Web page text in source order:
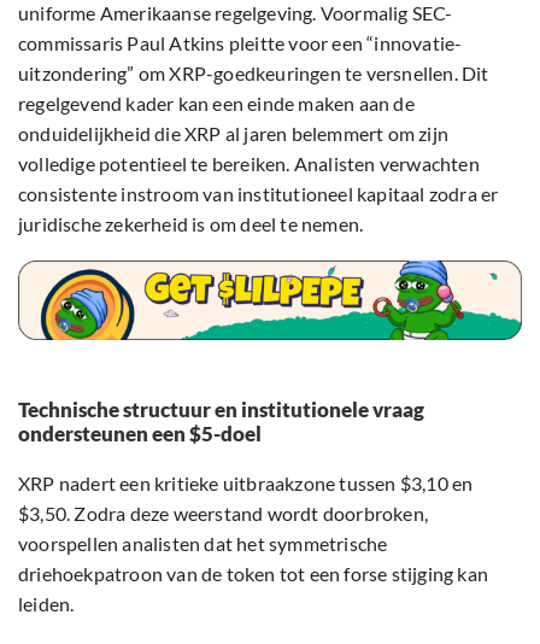
uniforme Amerikaanse regelgeving. Voormalig SEC-
commissaris Paul Atkins pleitte voor een “innovatie-
uitzondering” om XRP-goedkeuringen te versnellen. Dit
regelgevend kader kan een einde maken aan de
onduidelijkheid die XRP al jaren belemmert om zijn
volledige potentieel te bereiken. Analisten verwachten
consistente instroom van institutioneel kapitaal zodra er
juridische zekerheid is om deel te nemen.
Technische structuur en institutionele vraag
ondersteunen een $5-doel
XRP nadert een kritieke uitbraakzone tussen $3,10 en
$3,50. Zodra deze weerstand wordt doorbroken,
voorspellen analisten dat het symmetrische
driehoekpatroon van de token tot een forse stijging kan
leiden.